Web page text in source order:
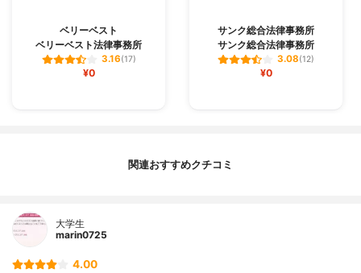
ベリーベスト
ベリーベスト法律事務所
3.16(17)
¥0
サンク総合法律事務所
サンク総合法律事務所
3.08(12)
¥0
関連おすすめクチコミ
大学生
marin0725
4.00